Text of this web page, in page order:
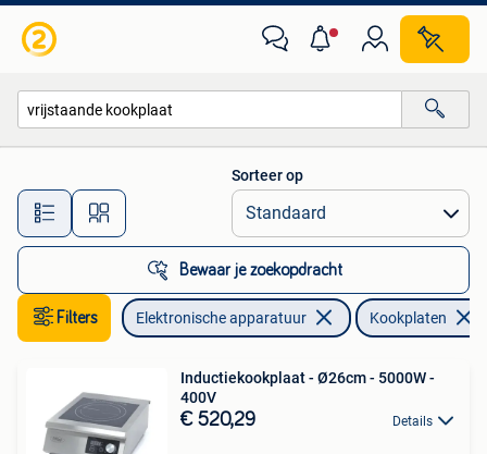
Alle afstanden…
Sorteer op
Bewaar je zoekopdracht
Filters Elektronische apparatuur Kookplaten
Inductiekookplaat - Ø26cm - 5000W -
400V
€ 520,29 Details